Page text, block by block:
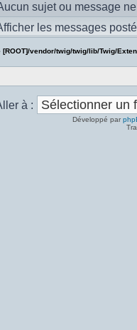
sujet ou message
les messages
[ROOT]/vendor/twig/twig/lib/Twig/
à :
Développé par